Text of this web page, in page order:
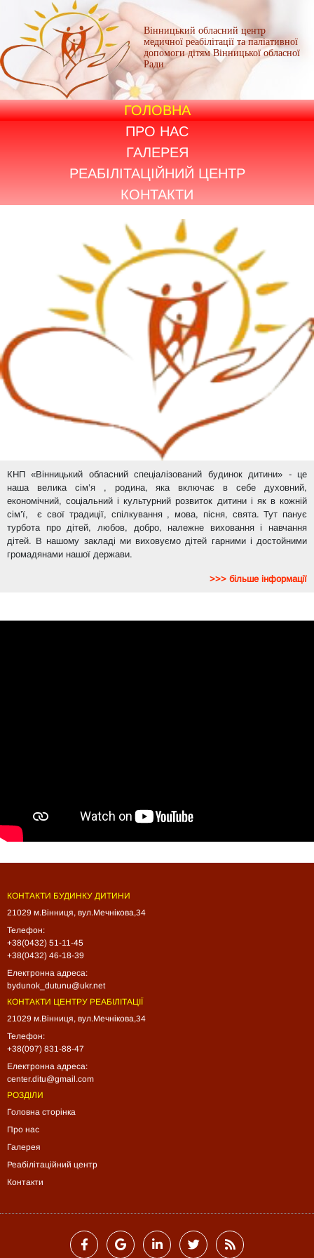
Вінницький обласний центр
медичної реабілітації та паліативної
допомоги дітям Вінницької обласної
Ради
ГОЛОВНА
ПРО НАС
ГАЛЕРЕЯ
РЕАБІЛІТАЦІЙНИЙ ЦЕНТР
КОНТАКТИ
КНП «Вінницький обласний спеціалізований будинок дитини» - це
наша велика сім’я , родина, яка включає в себе духовний,
економічний, соціальний і культурний розвиток дитини і як в кожній
сім’ї, є свої традиції, спілкування , мова, пісня, свята. Тут панує
турбота про дітей, любов, добро, належне виховання і навчання
дітей. В нашому закладі ми виховуємо дітей гарними і достойними
громадянами нашої держави.
>>> більше інформації
КОНТАКТИ БУДИНКУ ДИТИНИ
21029 м.Вінниця, вул.Мечнікова,34
Телефон:
+38(0432) 51-11-45
+38(0432) 46-18-39
Електронна адреса:
bydunok_dutunu@ukr.net
КОНТАКТИ ЦЕНТРУ РЕАБІЛІТАЦІЇ
21029 м.Вінниця, вул.Мечнікова,34
Телефон:
+38(097) 831-88-47
Електронна адреса:
center.ditu@gmail.com
РОЗДІЛИ
Головна сторінка
Про нас
Галерея
Реабілітаційний центр
Контакти